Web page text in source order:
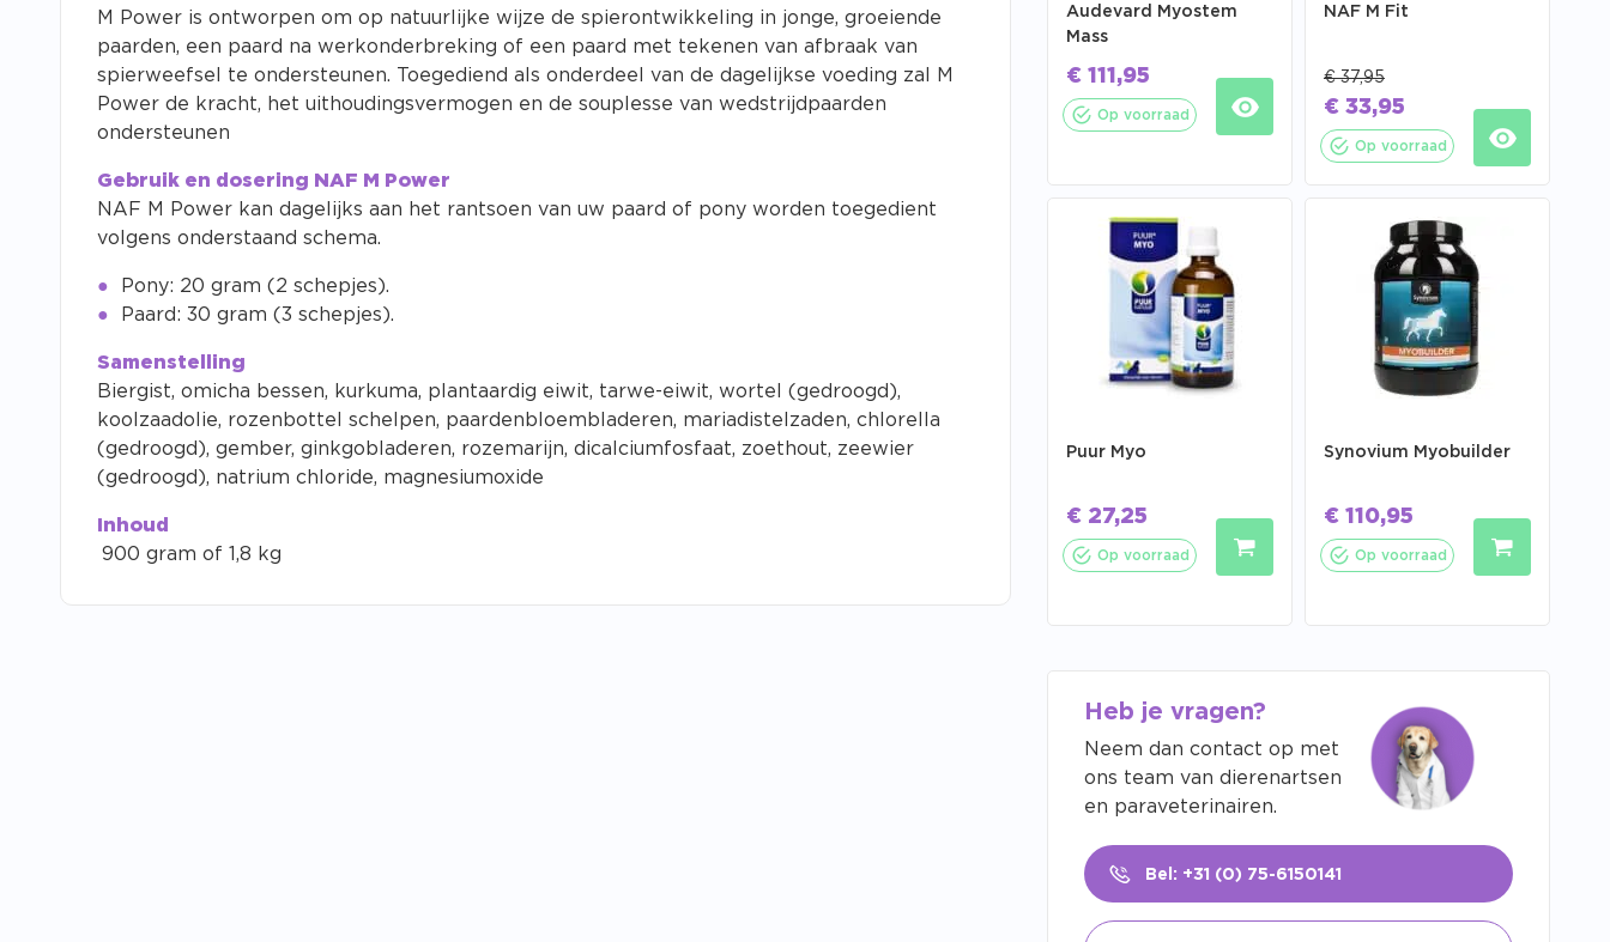
M Power is ontworpen om op natuurlijke wijze de spierontwikkeling in jonge, groeiende
paarden, een paard na werkonderbreking of een paard met tekenen van afbraak van
spierweefsel te ondersteunen. Toegediend als onderdeel van de dagelijkse voeding zal M
Power de kracht, het uithoudingsvermogen en de souplesse van wedstrijdpaarden
ondersteunen
Gebruik en dosering NAF M Power
NAF M Power kan dagelijks aan het rantsoen van uw paard of pony worden toegedient
volgens onderstaand schema.
Pony: 20 gram (2 schepjes).
Paard: 30 gram (3 schepjes).
Samenstelling
Biergist, omicha bessen, kurkuma, plantaardig eiwit, tarwe-eiwit, wortel (gedroogd),
koolzaadolie, rozenbottel schelpen, paardenbloembladeren, mariadistelzaden, chlorella
(gedroogd), gember, ginkgobladeren, rozemarijn, dicalciumfosfaat, zoethout, zeewier
(gedroogd), natrium chloride, magnesiumoxide
Inhoud
900 gram of 1,8 kg
Audevard Myostem
Mass
€ 111,95
Op voorraad
NAF M Fit
€37,95
€ 33,95
Op voorraad
Puur Myo
€ 27,25
Op voorraad
Synovium Myobuilder
€ 110,95
Op voorraad
Heb je vragen?
Neem dan contact op met
ons team van dierenartsen
en paraveterinairen.
Bel: +31 (0) 75-6150141